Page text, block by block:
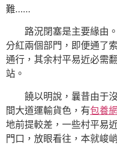
難……
路況閉塞是主要緣由
分紅兩個部門，即便通了
通行，其余村平易近必需
站。
饒以明說，曩昔由于
間大道運輸貨色，有包養網
地前提較差，一些村平易
門口，放眼看往，本就峻